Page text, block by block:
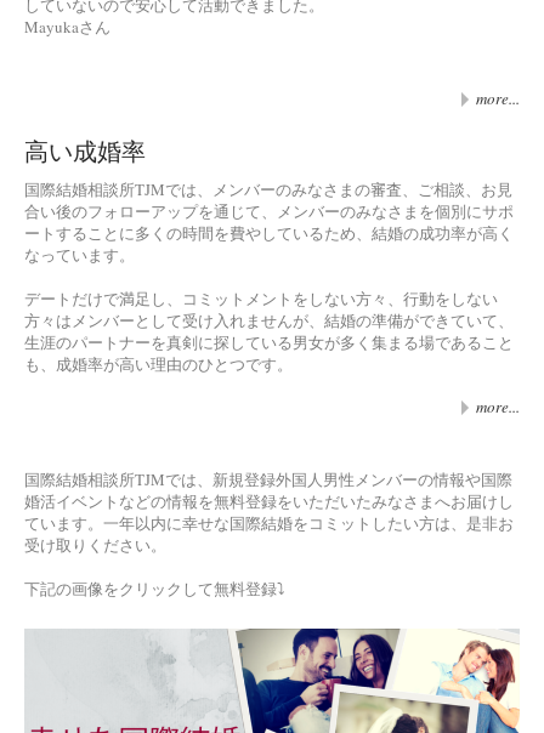
していないので安心して活動できました。
Mayukaさん
more...
高い成婚率
国際結婚相談所TJMでは、メンバーのみなさまの審査、ご相談、お見
合い後のフォローアップを通じて、メンバーのみなさまを個別にサポ
ートすることに多くの時間を費やしているため、結婚の成功率が高く
なっています。
デートだけで満足し、コミットメントをしない方々、行動をしない
方々はメンバーとして受け入れませんが、結婚の準備ができていて、
生涯のパートナーを真剣に探している男女が多く集まる場であること
も、成婚率が高い理由のひとつです。
more...
国際結婚相談所TJMでは、新規登録外国人男性メンバーの情報や国際
婚活イベントなどの情報を無料登録をいただいたみなさまへお届けし
ています。一年以内に幸せな国際結婚をコミットしたい方は、是非お
受け取りください。
下記の画像をクリックして無料登録⤵